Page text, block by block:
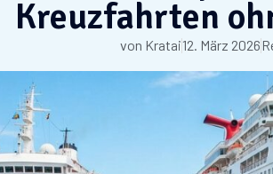
Kreuzfahrten
von Kratai12. März 2026